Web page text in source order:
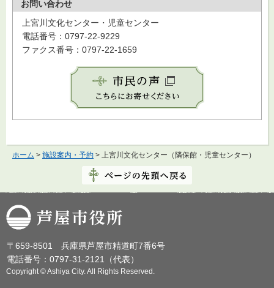
お問い合わせ
上宮川文化センター・児童センター
電話番号：0797-22-9229
ファクス番号：0797-22-1659
ホーム > 施設案内・予約 > 上宮川文化センター（隣保館・児童センター）
芦屋市役所
〒659-8501 兵庫県芦屋市精道町7番6号
電話番号：0797-31-2121（代表）
Copyright © Ashiya City. All Rights Reserved.